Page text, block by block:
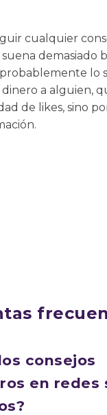
cualquier
demasiado
lo
a alguien,
de likes, sino
consejos
en redes